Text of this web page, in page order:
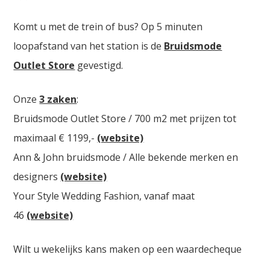
Komt u met de trein of bus? Op 5 minuten
loopafstand van het station is de Bruidsmode
Outlet Store gevestigd.
Onze3 zaken:
Bruidsmode Outlet Store / 700 m2 met prijzen tot
maximaal € 1199,- (website)
Ann & John bruidsmode / Alle bekende merken en
designers (website)
Your Style Wedding Fashion, vanaf maat
46 (website)
Wilt u wekelijks kans maken op een waardecheque